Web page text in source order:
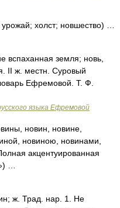
холст; новшество) …
земля; новь,
II ж. местн. Суровый
Ефремовой. Т. Ф.
языка Ефремовой
новин, новине,
новиною, новинами,
акцентуированная
…
ж. Трад. нар. 1. Не